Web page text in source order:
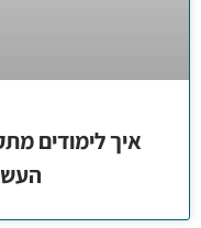
איך לימודים